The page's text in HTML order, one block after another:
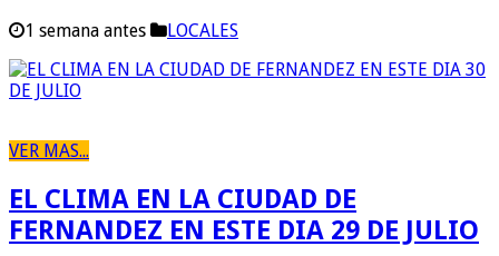
1 semana antes LOCALES
VER MAS...
EL CLIMA EN LA CIUDAD DE
FERNANDEZ EN ESTE DIA 29 DE JULIO